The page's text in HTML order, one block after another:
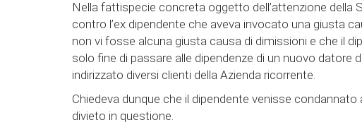
Nella fattispecie concreta oggetto dell’attenzione della
contro l’ex dipendente che aveva invocato una giusta
non vi fosse alcuna giusta causa di dimissioni e che il
solo fine di passare alle dipendenze di un nuovo datore
indirizzato diversi clienti della Azienda ricorrente.
Chiedeva dunque che il dipendente venisse
divieto in questione.